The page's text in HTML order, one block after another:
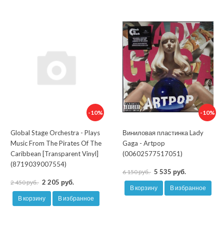
-10%
Global Stage Orchestra - Plays
Music From The Pirates Of The
Caribbean [Transparent Vinyl]
(8719039007554)
2 450 руб. 2 205 руб.
В корзину В избранное
-10%
Виниловая пластинка Lady
Gaga - Artpop
(00602577517051)
6 150 руб. 5 535 руб.
В корзину В избранное